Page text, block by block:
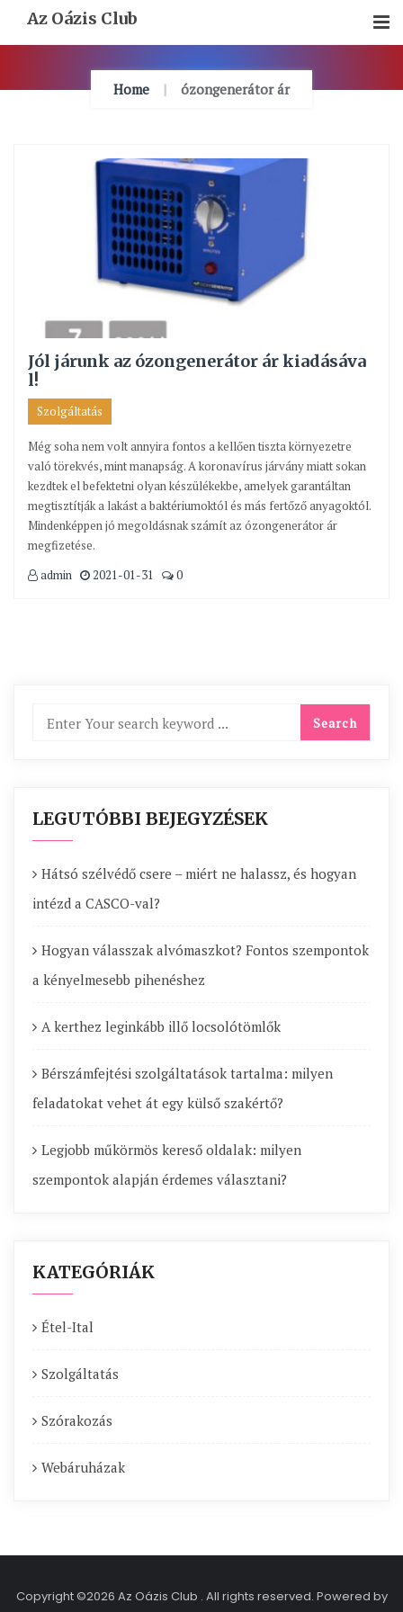
Content
Az Oázis Club
Home ózongenerátor ár
Jól járunk az ózongenerátor ár kiadásáva
l!
Szolgáltatás
Még soha nem volt annyira fontos a kellően tiszta környezetre
való törekvés, mint manapság. A koronavírus járvány miatt sokan
kezdtek el befektetni olyan készülékekbe, amelyek garantáltan
megtisztítják a lakást a baktériumoktól és más fertőző anyagoktól.
Mindenképpen jó megoldásnak számít az ózongenerátor ár
megfizetése.
admin
2021-01-31 0
LEGUTÓBBI BEJEGYZÉSEK
Hátsó szélvédő csere – miért ne halassz, és hogyan
intézd a CASCO-val?
Hogyan válasszak alvómaszkot? Fontos szempontok
a kényelmesebb pihenéshez
A kerthez leginkább illő locsolótömlők
Bérszámfejtési szolgáltatások tartalma: milyen
feladatokat vehet át egy külső szakértő?
Legjobb műkörmös kereső oldalak: milyen
szempontok alapján érdemes választani?
KATEGÓRIÁK
Étel-Ital
Szolgáltatás
Szórakozás
Webáruházak
Copyright ©2026 Az Oázis Club . All rights reserved. Powered by